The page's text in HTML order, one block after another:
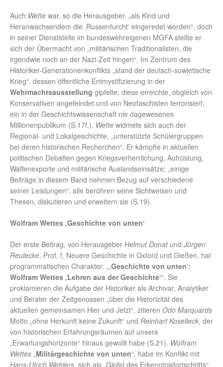
Auch Wette war, so die Herausgeber, „als Kind und
Heranwachsendem die ‚Russenfurcht‘ eingeredet worden“, doch
in seiner Dienststelle im bundeswehreigenen MGFA stellte er
sich der Übermacht von „militärischen Traditionalisten, die
irgendwie noch an der Nazi-Zeit hingen“. Im Zentrum des
Historiker-Generationenkonflikts „stand der deutsch-sowjetische
Krieg“, dessen öffentliche Entmystifizierung in der
Wehrmachtsausstellung gipfelte; diese erreichte, obgleich von
Konservativen angefeindet und von Neofaschisten terrorisiert,
ein in der Geschichtswissenschaft nie dagewesenes
Millionenpublikum (S.17f.). Wette widmete sich auch der
Regional- und Lokalgeschichte, „unterstützte Schülergruppen
bei deren historischen Recherchen“. Er kämpfte in aktuellen
politischen Debatten gegen Kriegsverherrlichung, Aufrüstung,
Waffenexporte und militärische Auslandseinsätze; „einige
Beiträge in diesem Band nehmen Bezug auf verschiedene
seiner Leistungen“, alle berühren seine Sichtweisen und
Thesen, diskutieren und erweitern sie (S.19).
Wolfram Wettes ‚Geschichte von unten‘
Der erste Beitrag, von Herausgeber Helmut Donatund Jürgen
Reulecke, Prof. f. Neuere Geschichte in Oxford und Gießen, hat
programmatischen Charakter: „‚Geschichte von unten‘:
Wolfram Wettes ‚Lehren aus der Geschichte‘“. Sie
proklamieren die Aufgabe der Historiker als Archivar, Analytiker
und Berater der Zeitgenossen „über die Historizität des
aktuellen gemeinsamen Hier und Jetzt“, zitieren Odo Marquards
Motto „ohne Herkunft keine Zukunft“ und Reinhart Koselleck, der
von historischen Erfahrungsräumen auf unsere
„Erwartungshorizonte“ hinaus gewollt habe (S.21). Wolfram
Wettes „Militärgeschichte von unten“, habe im Konflikt mit
Hans-Ulrich Wehlers, sich als „Gipfel des Erkenntnisfortschritts“